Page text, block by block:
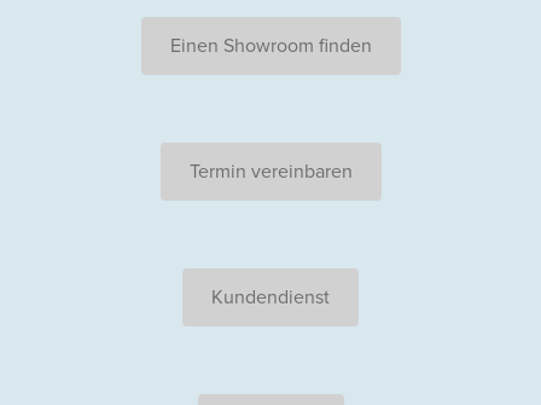
Einen Showroom finden
Termin vereinbaren
Kundendienst